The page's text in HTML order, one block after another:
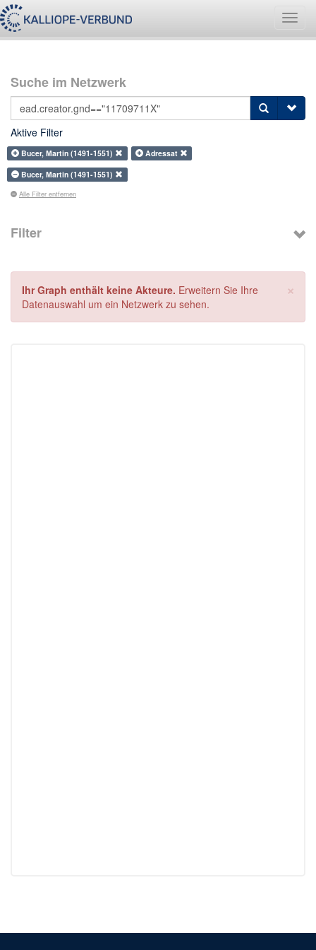
Suche im Netzwerk
Aktive Filter
Bucer, Martin (1491-1551)
Adressat
Bucer, Martin (1491-1551)
Alle Filter entfernen
Filter
×
Ihr Graph enthält keine Akteure. Erweitern Sie Ihre
Datenauswahl um ein Netzwerk zu sehen.